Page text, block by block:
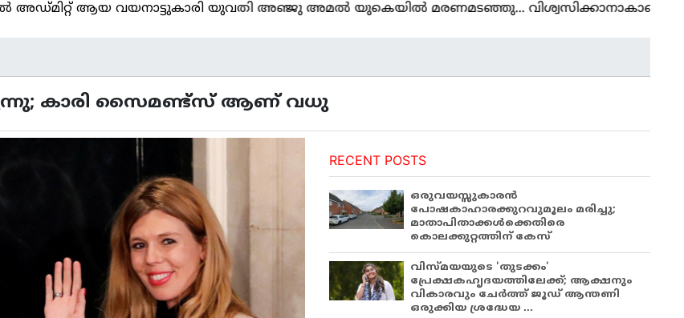
ആയ വയനാട്ടുകാരി യുവതി അഞ്ജു അമൽ യുകെയിൽ മരണമടഞ്ഞു... വിശ്വസിക്കാനാകാതെ യുകെ
കാരി സൈമണ്ട്​സ്​ ആണ്​ വധു
RECENT POSTS
ഒരുവയസ്സുകാരൻ
പോഷകാഹാരക്കുറവുമൂലം മരിച്ചു;
മാതാപിതാക്കൾക്കെതിരെ
കൊലക്കുറ്റത്തിന് കേസ്
വിസ്മയയുടെ 'തുടക്കം'
പ്രേക്ഷകഹൃദയത്തിലേക്ക്; ആക്ഷനും
വികാരവും ചേർത്ത് ജൂഡ് ആന്തണി
ഒരുക്കിയ ശ്രദ്ധേയ ...